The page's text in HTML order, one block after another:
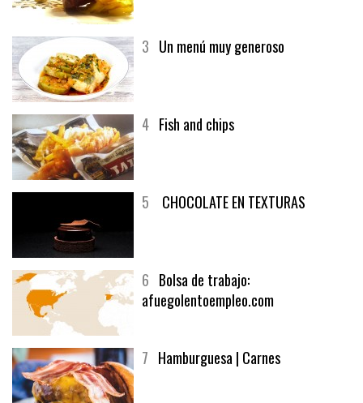
3 Un menú muy generoso
4 Fish and chips
5 CHOCOLATE EN TEXTURAS
6 Bolsa de trabajo:
afuegolentoempleo.com
7 Hamburguesa | Carnes